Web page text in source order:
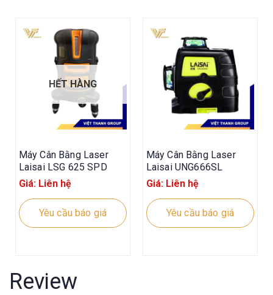
HẾT HÀNG
Máy Cân Bằng Laser
Laisai LSG 625 SPD
Giá: Liên hệ
Yêu cầu báo giá
Máy Cân Bằng Laser
Laisai UNG666SL
Giá: Liên hệ
Yêu cầu báo giá
Review